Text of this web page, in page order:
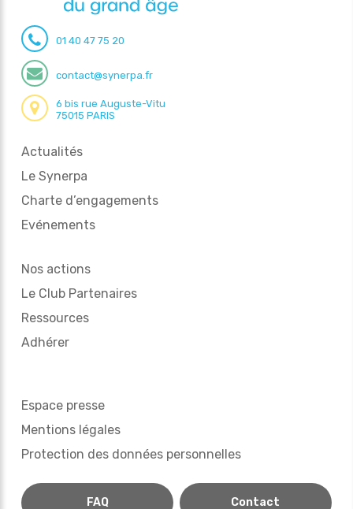
01 40 47 75 20
contact@synerpa.fr
6 bis rue Auguste-Vitu
75015 PARIS
Actualités
Le Synerpa
Charte d’engagements
Evénements
Nos actions
Le Club Partenaires
Ressources
Adhérer
Espace presse
Mentions légales
Protection des données personnelles
FAQ Contact